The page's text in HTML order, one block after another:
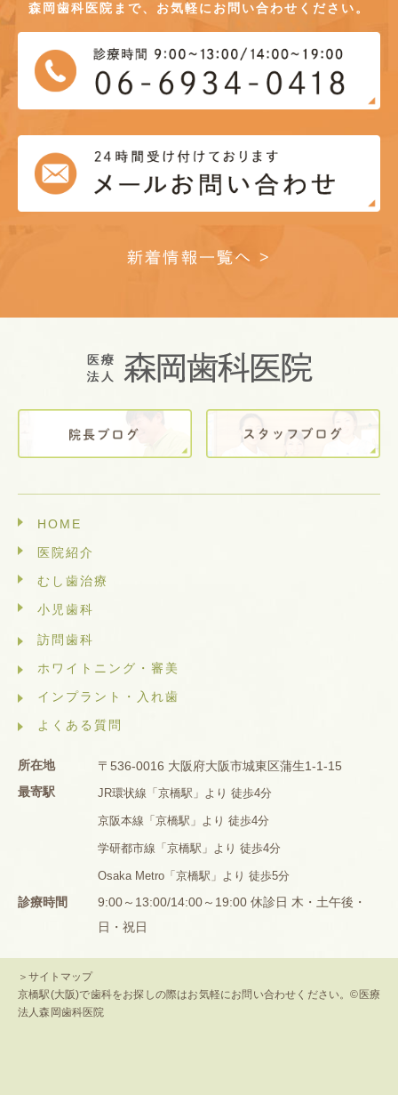
森岡歯科医院まで、お気軽にお問い合わせください。
新着情報一覧へ >
HOME
医院紹介
むし歯治療
小児歯科
訪問歯科
ホワイトニング・審美
インプラント・入れ歯
よくある質問
所在地
〒536-0016 大阪府大阪市城東区蒲生1-1-15
最寄駅
JR環状線「京橋駅」より 徒歩4分
京阪本線「京橋駅」より 徒歩4分
学研都市線「京橋駅」より 徒歩4分
Osaka Metro「京橋駅」より 徒歩5分
診療時間
9:00～13:00/14:00～19:00 休診日 木・土午後・
日・祝日
＞サイトマップ
京橋駅(大阪)で歯科をお探しの際はお気軽にお問い合わせください。©医療
法人森岡歯科医院